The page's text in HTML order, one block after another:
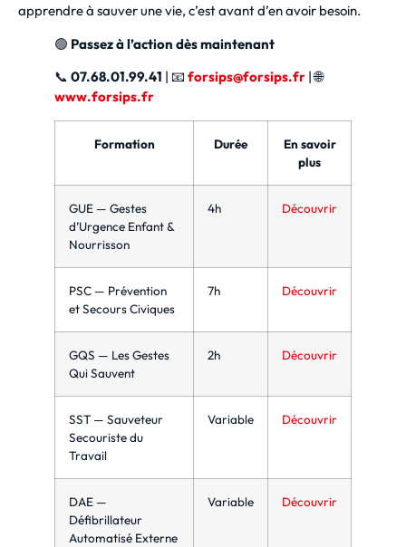
apprendre à sauver une vie, c’est avant d’en avoir besoin.
🟢 Passez à l’action dès maintenant
📞 07.68.01.99.41 | 📧 forsips@forsips.fr | 🌐
www.forsips.fr
Formation Durée
En savoir
plus
GUE — Gestes
d’Urgence Enfant &
Nourrisson
4h Découvrir
PSC — Prévention
et Secours Civiques
7h Découvrir
GQS — Les Gestes
Qui Sauvent
2h Découvrir
SST — Sauveteur
Secouriste du
Travail
Variable Découvrir
DAE —
Défibrillateur
Automatisé Externe
Variable Découvrir